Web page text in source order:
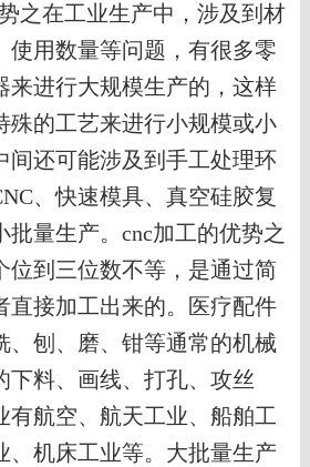
之在工业生产中，涉及到材
使用数量等问题，有很多零
来进行大规模生产的，这样
殊的工艺来进行小规模或小
间还可能涉及到手工处理环
、快速模具、真空硅胶复
批量生产。cnc加工的优势之
位到三位数不等，是通过简
直接加工出来的。医疗配件
、刨、磨、钳等通常的机械
下料、画线、打孔、攻丝
有航空、航天工业、船舶工
、机床工业等。大批量生产